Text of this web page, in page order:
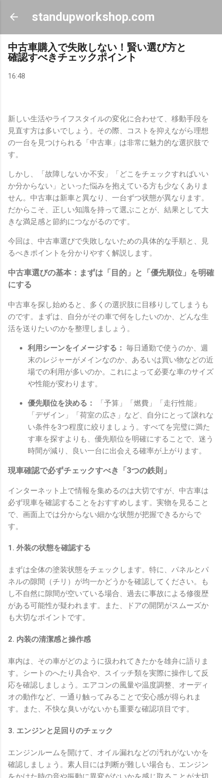
スキップしてメイン コンテンツに移動
standupworkshop.com
中古車購入で失敗しない！賢い選び方と
確認すべきチェックポイント
16:48
新しい生活やライフスタイルの変化に合わせて、移動手段を
見直す方は多いでしょう。その際、コストを抑えながら理想
の一台を見つけられる「中古車」は非常に魅力的な選択肢で
す。
しかし、「故障しないか不安」「どこをチェックすればいい
か分からない」といった悩みを抱えている方も少なくありま
せん。中古車は新車と異なり、一台ずつ状態が異なります。
だからこそ、正しい知識を持って選ぶことが、結果として大
きな満足感と節約につながるのです。
今回は、中古車選びで失敗しないための具体的な手順と、見
るべきポイントを分かりやすく解説します。
中古車選びの基本：まずは「目的」と「優先順位」を明確
にする
中古車を探し始めると、多くの選択肢に目移りしてしまうも
のです。まずは、自分がその車で何をしたいのか、どんな生
活を送りたいのかを整理しましょう。
利用シーンをイメージする： 毎日通勤で使うのか、週
末のレジャーがメインなのか、あるいは買い物などの近
場での利用が多いのか。これによって必要な車のサイズ
や性能が変わります。
優先順位を決める：
「予算」「燃費」「走行性能」
「デザイン」「荷室の広さ」など、自分にとって譲れな
い条件を3つ程度に絞りましょう。すべてを完璧に満た
す車を探すよりも、優先順位を明確にすることで、迷う
時間が減り、良い一台に出会える確率が上がります。
現車確認で必ずチェックすべき「3つの鉄則」
インターネット上で情報を集めるのは大切ですが、中古車は
必ず現車を確認することをおすすめします。実物を見ること
で、画面上では分からない細かな状態が把握できるからで
す。
1. 外装の状態を確認する
まずは全体の塗装状態をチェックします。特に、パネルとパ
ネルの隙間（チリ）が均一かどうかを確認してください。も
し不自然に隙間が空いている場合、過去に事故による修復歴
がある可能性が疑われます。また、ドアの開閉がスムーズか
も大切なポイントです。
2. 内装の清潔感と操作感
車内は、その車がどのように扱われてきたかを雄弁に語りま
す。シートのへたり具合や、スイッチ類を実際に操作して反
応を確認しましょう。エアコンの風量や温度調整、オーディ
オの動作など、一通り触ってみることで安心感が得られま
す。また、不快な臭いがないかも重要な確認項目です。
3. エンジンと足回りのチェック
エンジンルームを開けて、オイル漏れなどの汚れがないかを
確認しましょう。素人目には判断が難しい場合も、エンジン